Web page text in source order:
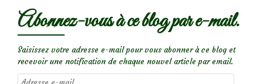
Abonnez-vous à ce blog par e-mail.
Saisissez votre adresse e-mail pour vous abonner à ce blog et
recevoir une notification de chaque nouvel article par email.
Adresse